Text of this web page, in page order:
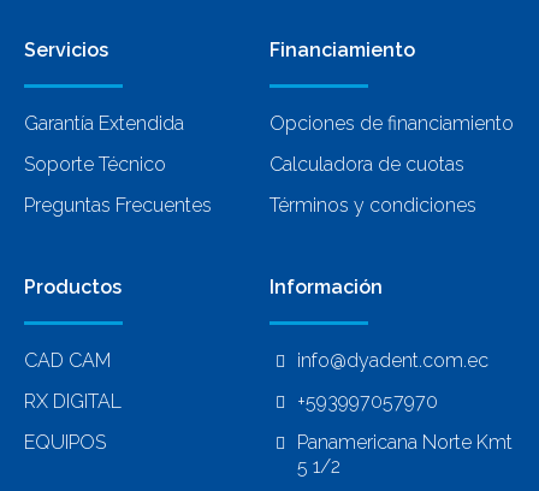
Servicios
Garantía Extendida
Soporte Técnico
Preguntas Frecuentes
Financiamiento
Opciones de financiamiento
Calculadora de cuotas
Términos y condiciones
Productos
CAD CAM
RX DIGITAL
EQUIPOS
Información
info@dyadent.com.ec
+593997057970
Panamericana Norte Kmt
5 1/2